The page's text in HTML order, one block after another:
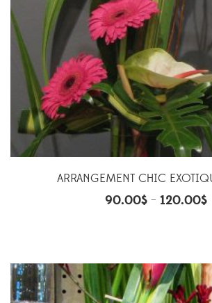
ARRANGEMENT CHIC
90.00$– 120.00$